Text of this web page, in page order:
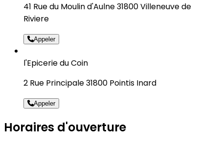
41 Rue du Moulin d'Aulne 31800 Villeneuve de
Riviere
Appeler
l'Epicerie du Coin
2 Rue Principale 31800 Pointis Inard
Appeler
Horaires d'ouverture